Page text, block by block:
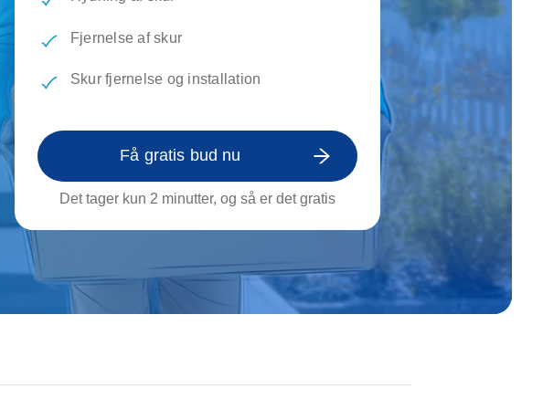
Transport af genstande
VVS
Fjernelse af skur
Skur fjernelse og installation
Få gratis bud nu
Det tager kun 2 minutter, og så er det gratis